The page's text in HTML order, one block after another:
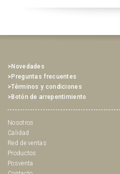
>Novedades
>Preguntas frecuentes
>Términos y condiciones
>Botón de arrepentimiento
Nosotros
Calidad
Red de ventas
Productos
Posventa